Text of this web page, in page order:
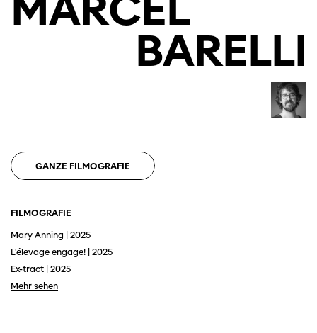
verwenden Sie einen anderen Browser.
BARELLI
GANZE FILMOGRAFIE
FILMOGRAFIE
Mary Anning | 2025
L'élevage engage! | 2025
Ex-tract | 2025
Mehr sehen